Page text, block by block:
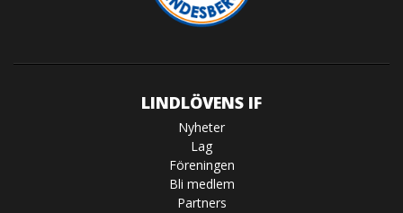
LINDLÖVENS IF
Nyheter
Lag
Föreningen
Bli medlem
Partners